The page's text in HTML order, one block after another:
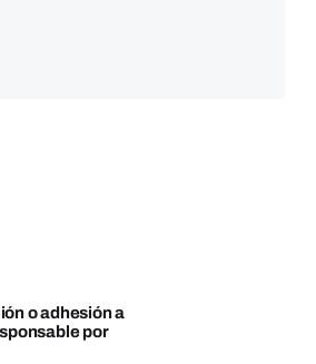
o adhesión a
por